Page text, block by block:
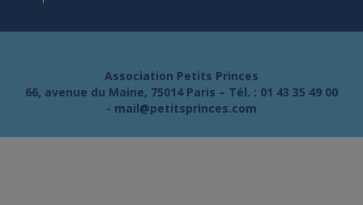
Association Petits Princes
66, avenue du Maine, 75014 Paris – Tél. : 01 43 35 49 00
- mail@petitsprinces.com